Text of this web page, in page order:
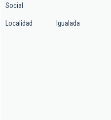
Social
Localidad Igualada